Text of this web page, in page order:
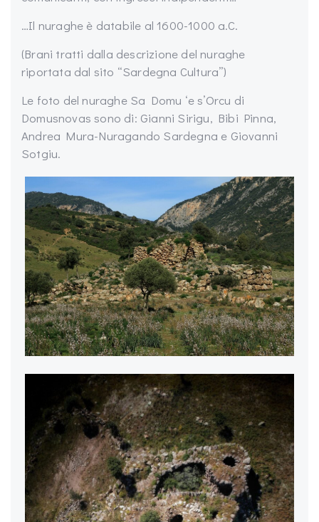
…Il nuraghe è databile al 1600-1000 a.C.
(Brani tratti dalla descrizione del nuraghe
riportata dal sito “Sardegna Cultura”)
Le foto del nuraghe Sa Domu ‘e s’Orcu di
Domusnovas sono di: Gianni Sirigu, Bibi Pinna,
Andrea Mura-Nuragando Sardegna e Giovanni
Sotgiu.